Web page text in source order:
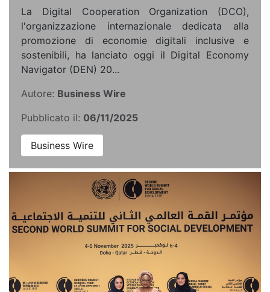
La Digital Cooperation Organization (DCO),
l'organizzazione internazionale dedicata alla
promozione di economie digitali inclusive e
sostenibili, ha lanciato oggi il Digital Economy
Navigator (DEN) 20...
Autore: Business Wire
Pubblicato il: 06/11/2025
Business Wire